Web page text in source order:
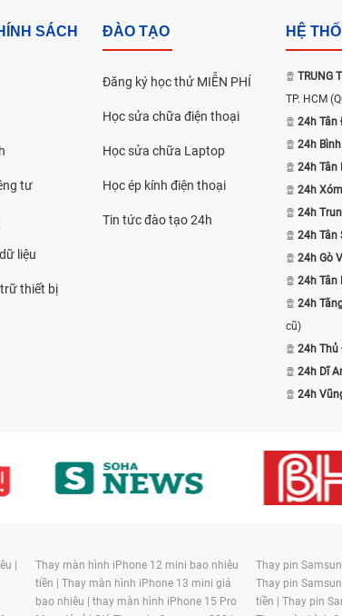
SÁCH
tư
liệu
thiết bị
ĐÀO TẠO
Đăng ký học thử MIỄN PHÍ
Học sửa chữa điện thoại
Học sửa chữa Laptop
Học ép kính điện thoại
Tin tức đào tạo 24h
HỆ
TRUNG
TP. HCM
24h Tân
24h
24h Tân
24h
24h
24h Tân
24h Gò
24h Tân
24h
cũ)
24h Thủ
24h Dĩ
24h
|
Thay màn hình iPhone 12 mini bao nhiêu
tiền | Thay màn hình iPhone 13 mini giá
bao nhiêu | thay màn hình iPhone 15 Pro
Thay pin
Thay pin
tiền | Thay pin